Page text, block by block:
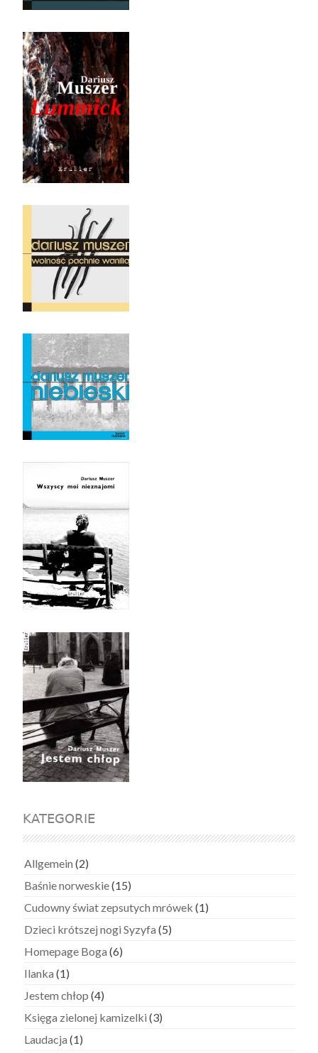
KATEGORIE
Allgemein (2)
Baśnie norweskie(15)
Cudowny świat zepsutych mrówek (1)
Dzieci krótszej nogi Syzyfa (5)
Homepage Boga (6)
Ilanka (1)
Jestem chłop (4)
Księga zielonej kamizelki (3)
Laudacja (1)